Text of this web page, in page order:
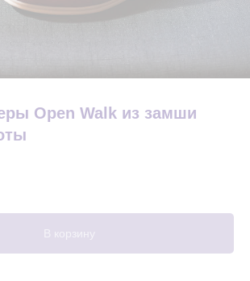
Open Walk из замши
В корзину